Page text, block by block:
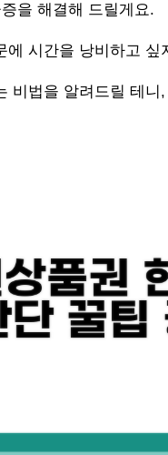
을 해결해 드릴게요.
시간을 낭비하고 싶
비법을 알려드릴 테니